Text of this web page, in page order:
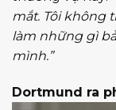
mắt. Tôi không
làm những gì
mình.”
Dortmund ra